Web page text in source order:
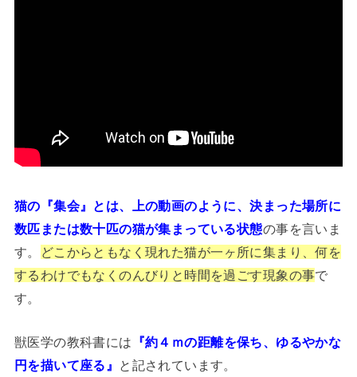
猫の『集会』とは、上の動画のように、決まった場所に
数匹または数十匹の猫が集まっている状態の事を言いま
す。
どこからともなく現れた猫が一ヶ所に集まり、何を
するわけでもなくのんびりと時間を過ごす現象の事で
す。
獣医学の教科書には 『約４ｍの距離を保ち、ゆるやかな
円を描いて座る』 と記されています。